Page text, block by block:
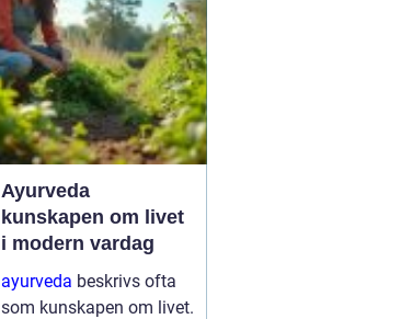
tand kan skadas vid en
olycka. I sådana lägen
söker många på04 juni
2026
Ayurveda
kunskapen om livet
i modern vardag
ayurveda beskrivs ofta
som kunskapen om livet.